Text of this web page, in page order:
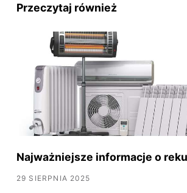
Przeczytaj również
Najważniejsze informacje o
29 SIERPNIA 2025